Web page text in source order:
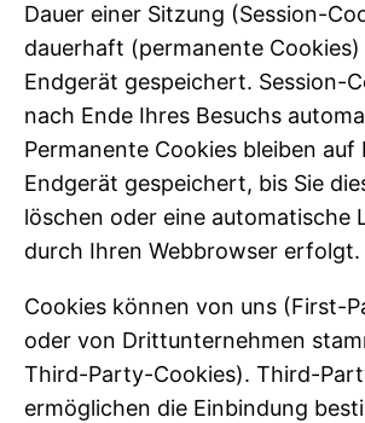
Dauer einer Sitzung (Session-
dauerhaft (permanente
Endgerät gespeichert. Session-
nach Ende Ihres Besuchs
Permanente Cookies bleiben auf
Endgerät gespeichert, bis Sie
löschen oder eine automatische
durch Ihren Webbrowser erfolgt.
Cookies können von uns (First-
oder von Drittunternehmen
Third-Party-Cookies). Third-
ermöglichen die Einbindung